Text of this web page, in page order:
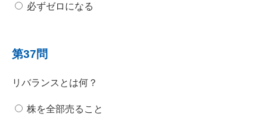
必ずゼロになる
第37問
リバランスとは何？
株を全部売ること